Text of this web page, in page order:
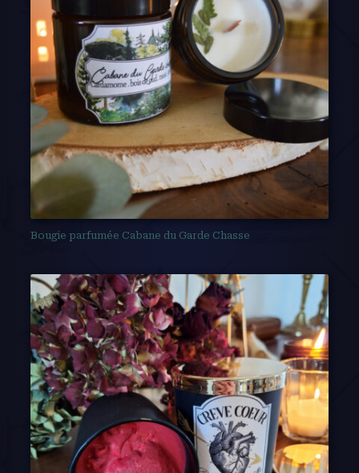
Bougie parfumée Cabane du Garde Chasse